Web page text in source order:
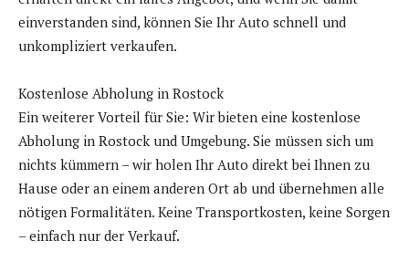
einverstanden sind, können Sie Ihr Auto schnell und
unkompliziert verkaufen.
Kostenlose Abholung in Rostock
Ein weiterer Vorteil für Sie: Wir bieten eine kostenlose
Abholung in Rostock und Umgebung. Sie müssen sich um
nichts kümmern – wir holen Ihr Auto direkt bei Ihnen zu
Hause oder an einem anderen Ort ab und übernehmen alle
nötigen Formalitäten. Keine Transportkosten, keine Sorgen
– einfach nur der Verkauf.